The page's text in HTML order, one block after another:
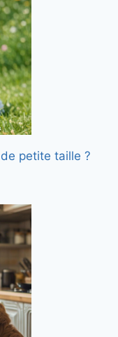
petite taille ?